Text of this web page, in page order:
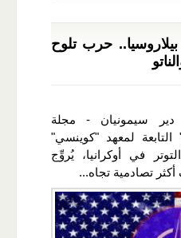
حرب تلوح
دير سيمونيان - مجلة
لمعهد "كوينسي"
في أوكرانيا، يُروِّج
تصادمية تجاه...